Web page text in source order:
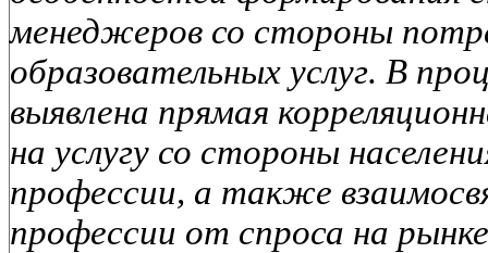
менеджеров со стороны
образовательных услуг. В
выявлена прямая
на услугу со стороны
профессии, а также
профессии от спроса на